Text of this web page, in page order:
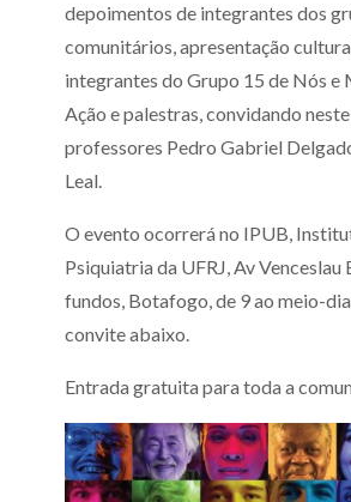
depoimentos de integrantes dos
comunitários, apresentação
integrantes do Grupo 15 de Nós e
Ação e palestras, convidando
professores Pedro Gabriel
Leal.
O evento ocorrerá no IPUB,
Psiquiatria da UFRJ, Av Venceslau
fundos, Botafogo, de 9 ao meio-
convite abaixo.
Entrada gratuita para toda a